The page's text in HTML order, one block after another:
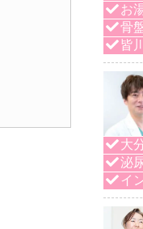
お
骨
皆
大
泌
イ